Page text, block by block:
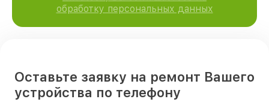
обработку персональных данных
Оставьте заявку на ремонт Вашего
устройства по телефону